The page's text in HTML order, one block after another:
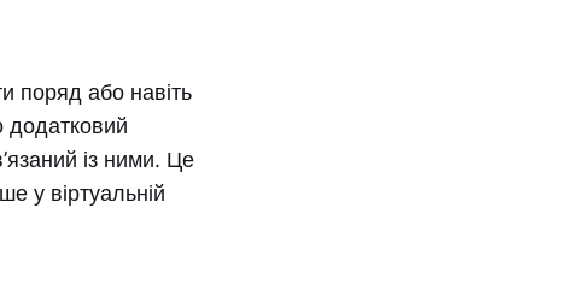
поряд або навіть
додатковий
із ними. Це
у віртуальній